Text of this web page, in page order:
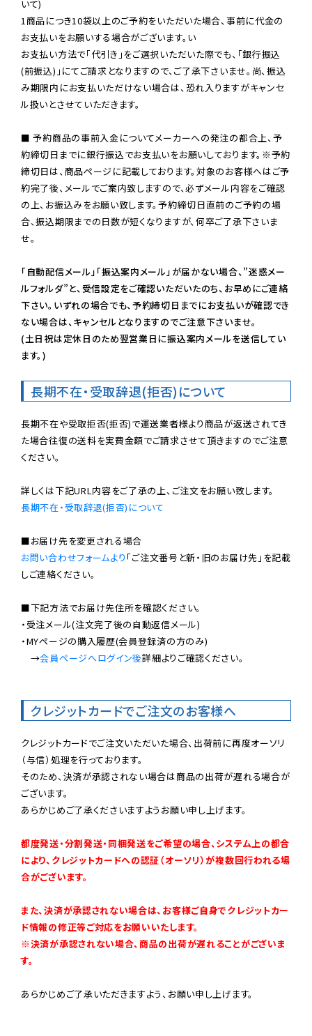
いて)
1商品につき10袋以上のご予約をいただいた場合、事前に代金の
お支払いをお願いする場合がございます。い
お支払い方法で「代引き」をご選択いただいた際でも、「銀行振込
(前振込)」にてご請求となりますので、ご了承下さいませ。尚、振込
み期限内にお支払いただけない場合は、恐れ入りますがキャンセ
ル扱いとさせていただきます。
■ 予約商品の事前入金についてメーカーへの発注の都合上、予
約締切日までに銀行振込でお支払いをお願いしております。※予約
締切日は、商品ページに記載しております。対象のお客様へはご予
約完了後、メールでご案内致しますので、必ずメール内容をご確認
の上、お振込みをお願い致します。予約締切日直前のご予約の場
合、振込期限までの日数が短くなりますが、何卒ご了承下さいま
せ。
「自動配信メール」「振込案内メール」が届かない場合、”迷惑メー
ルフォルダ”と、受信設定をご確認いただいたのち、お早めにご連絡
下さい。いずれの場合でも、予約締切日までにお支払いが確認でき
ない場合は、キャンセルとなりますのでご注意下さいませ。
(土日祝は定休日のため翌営業日に振込案内メールを送信してい
ます。)
長期不在・受取辞退(拒否)について
長期不在や受取拒否(拒否)で運送業者様より商品が返送されてき
た場合往復の送料を実費金額でご請求させて頂きますのでご注意
ください。
長期不在・受取辞退(拒否)について
お問い合わせフォームより 「ご注文番号と新・旧のお届け先」を記載
しご連絡ください。
■下記方法でお届け先住所を確認ください。
・受注メール(注文完了後の自動返信メール)
・MYページの購入履歴(会員登録済の方のみ)
→会員ページへログイン後詳細よりご確認ください。
クレジットカードでご注文のお客様へ
クレジットカードでご注文いただいた場合、出荷前に再度オーソリ
（与信）処理を行っております。
そのため、決済が承認されない場合は商品の出荷が遅れる場合が
ございます。
あらかじめご了承くださいますようお願い申し上げます。
都度発送・分割発送・同梱発送をご希望の場合、システム上の都合
により、クレジットカードへの認証（オーソリ）が複数回行われる場
合がございます。
また、決済が承認されない場合は、お客様ご自身でクレジットカー
ド情報の修正等ご対応をお願いいたします。
※決済が承認されない場合、商品の出荷が遅れることがございま
す。
あらかじめご了承いただきますよう、お願い申し上げます。